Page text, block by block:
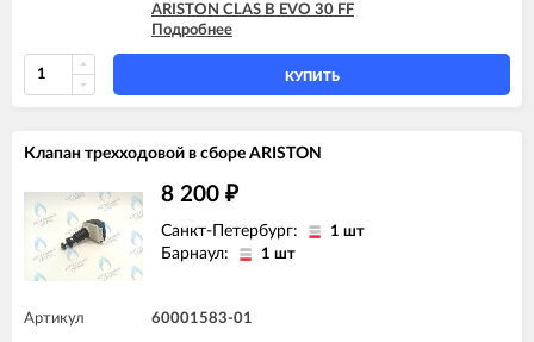
ARISTON CLAS B EVO 30 FF
ARISTON CLAS B X 24 FF
ARISTON CLAS B X 28 FF
Подробнее
КУПИТЬ
Клапан трехходовой в сборе ARISTON
8 200 ₽
Санкт-Петербург: 1 шт
Барнаул: 1 шт
Артикул 60001583-01